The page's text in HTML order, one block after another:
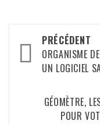
Navigation
d’article
PRÉCÉDENT
ORGANISME
UN LOGICIEL
GÉOMÈTRE,
POUR